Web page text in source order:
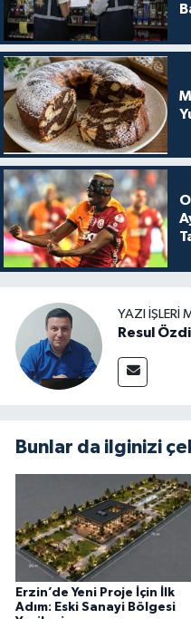
YAZI İŞLERI
Resul Özdil
Bunlar da ilginizi
Erzin’de Yeni Proje İçin İlk
Adım: Eski Sanayi Bölgesi